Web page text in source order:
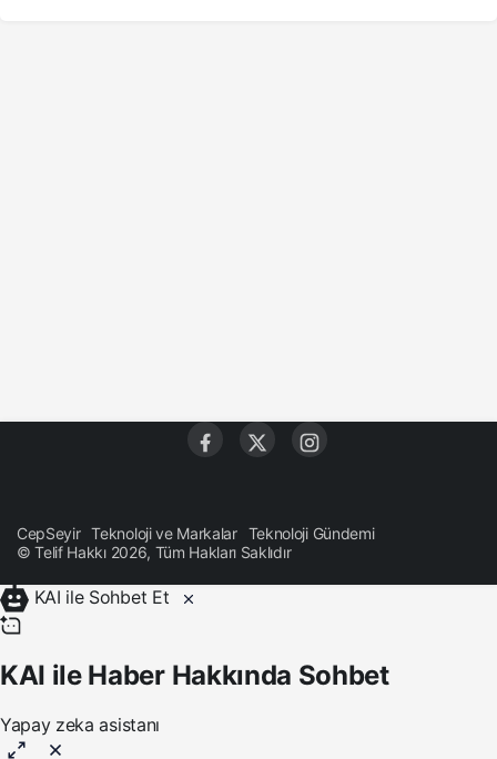
CepSeyir Teknoloji ve Markalar
Teknoloji Gündemi
© Telif Hakkı 2026, Tüm Hakları Saklıdır
KAI ile Sohbet Et
KAI ile Haber Hakkında Sohbet
Yapay zeka asistanı